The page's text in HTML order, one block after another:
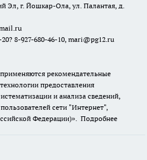
Эл, г. Йошкар-Ола, ул. Палантая, д.
8-927-680-46-10, mari@pg12.ru
рекомендательные
предоставления
и анализа сведений,
сети "Интернет",
Федерации)». Подробнее